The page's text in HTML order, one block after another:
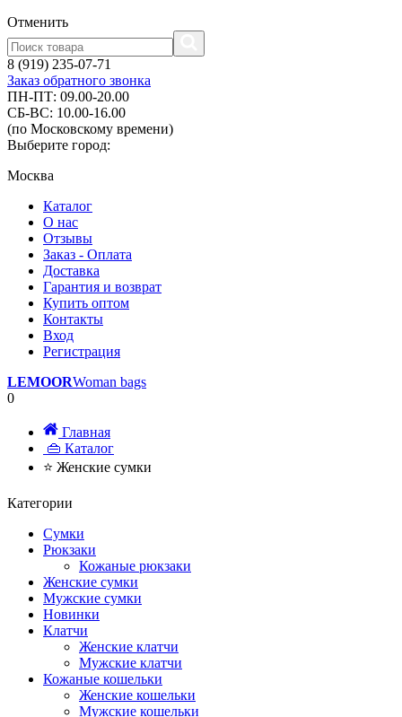
Отменить
8 (919) 235-07-71
Заказ обратного звонка
ПН-ПТ: 09.00-20.00
СБ-ВС: 10.00-16.00
(по Московскому времени)
Выберите город:
Москва
Каталог
О нас
Отзывы
Заказ - Оплата
Доставка
Гарантия и возврат
Купить оптом
Контакты
Вход
Регистрация
LEMOORWoman bags
0
Главная
👜 Каталог
⭐ Женские сумки
Категории
Сумки
Рюкзаки
Кожаные рюкзаки
Женские сумки
Мужские сумки
Новинки
Клатчи
Женские клатчи
Мужские клатчи
Кожаные кошельки
Женские кошельки
Мужские кошельки